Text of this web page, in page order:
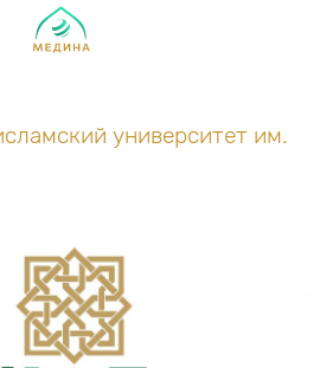
университет им.